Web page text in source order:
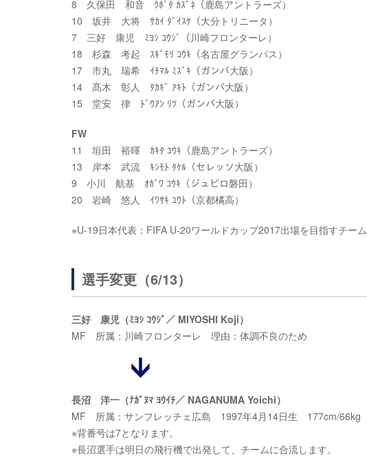
8 久保田 和音 ｸﾎﾞﾀ ｶｽﾞﾈ（鹿島アントラーズ）
10 坂井 大将 ｻｶｲ ﾀﾞｲｽｹ（大分トリニータ）
7 三好 康児 ﾐﾖｼ ｺｳｼﾞ（川崎フロンターレ）
18 杉森 考起 ｽｷﾞﾓﾘ ｺｳｷ（名古屋グランパス）
17 市丸 瑞希 ｲﾁﾏﾙ ﾐｽﾞｷ（ガンバ大阪）
14 髙木 彰人 ﾀｶｷﾞ ｱｷﾄ（ガンバ大阪）
15 堂安 律 ﾄﾞｳｱﾝ ﾘﾂ（ガンバ大阪）
FW
11 垣田 裕暉 ｶｷﾀ ﾕｳｷ（鹿島アントラーズ）
13 岸本 武流 ｷｼﾓﾄ ﾀｹﾙ（セレッソ大阪）
9 小川 航基 ｵｶﾞﾜ ｺｳｷ（ジュビロ磐田）
20 岩崎 悠人 ｲﾜｻｷ ﾕｳﾄ（京都橘高）
※U-19日本代表：FIFA U-20ワールドカップ2017出場を目指すチーム
選手変更（6/13）
三好 康児（ﾐﾖｼ ｺｳｼﾞ／ MIYOSHI Koji）
MF 所属：川崎フロンターレ 理由：体調不良のため
長沼 洋一（ﾅｶﾞﾇﾏ ﾖｳｲﾁ／ NAGANUMA Yoichi）
MF 所属：サンフレッチェ広島 1997年4月14日生 177cm/66kg
※背番号は7となります。
※長沼選手は明日の飛行機で出発して、チームに合流します。